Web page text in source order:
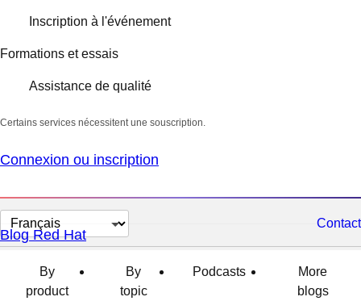
Inscription à l'événement
Formations et essais
Assistance de qualité
Certains services nécessitent une souscription.
Connexion ou inscription
Changer
la
langue
Contact
Blog Red Hat
By
product
By
topic
Podcasts
More
blogs